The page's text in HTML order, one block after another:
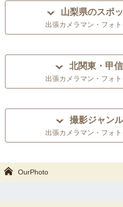
山梨県のスポ
出張カメラマン・フォ
北関東・甲
出張カメラマン・フォ
撮影ジャンル
出張カメラマン・フォ
OurPhoto